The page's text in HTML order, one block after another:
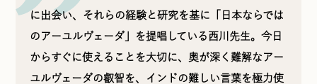
に出会い、それらの経験と研究を基に「日本ならでは
のアーユルヴェーダ」を提唱している西川先生。今日
からすぐに使えることを大切に、奥が深く難解なアー
ユルヴェーダの叡智を、インドの難しい言葉を極力使